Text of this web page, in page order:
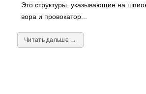
Это структуры, указывающие на
вора и провокатор...
Читать дальше →